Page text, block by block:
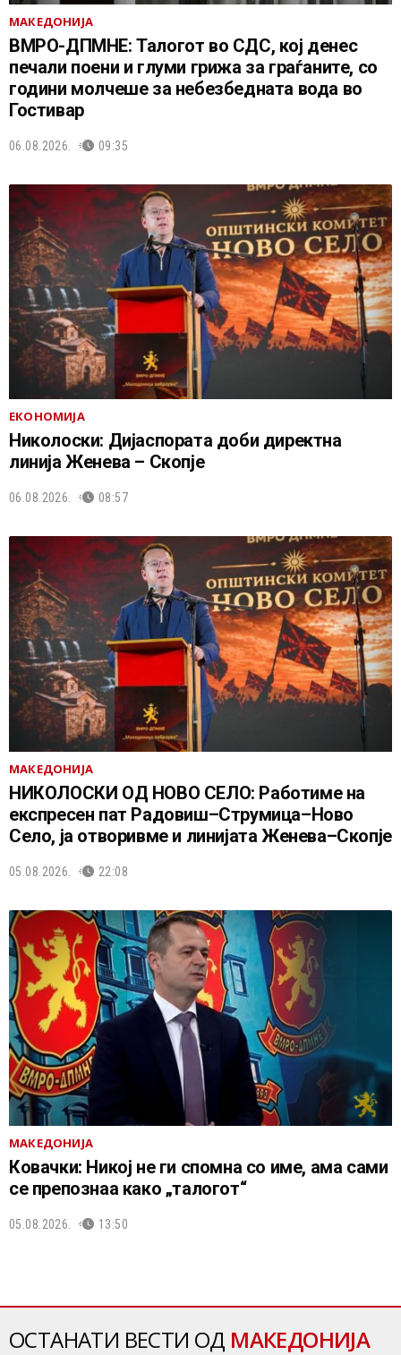
МАКЕДОНИЈА
ВМРО-ДПМНЕ: Талогот во СДС, кој денес
печали поени и глуми грижа за граѓаните, со
години молчеше за небезбедната вода во
Гостивар
06.08.2026. 09:35
ЕКОНОМИЈА
Николоски: Дијаспората доби директна
линија Женева – Скопје
06.08.2026. 08:57
МАКЕДОНИЈА
НИКОЛОСКИ ОД НОВО СЕЛО: Работиме на
експресен пат Радовиш–Струмица–Ново
Село, ја отворивме и линијата Женева–Скопје
05.08.2026. 22:08
МАКЕДОНИЈА
Ковачки: Никој не ги спомна со име, ама сами
се препознаа како „талогот“
05.08.2026. 13:50
ОСТАНАТИ ВЕСТИ ОД МАКЕДОНИЈА